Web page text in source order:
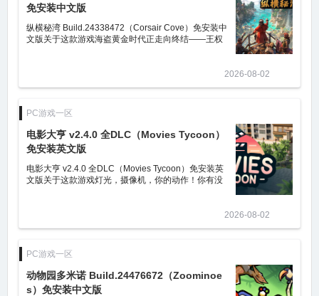
免安装中文版
纵横秘湾 Build.24338472（Corsair Cove）免安装中
文版关于这款游戏海盗黄金时代正走向终结——王权
2026-08-02
PC游戏一区
电影大亨 v2.4.0 全DLC（Movies Tycoon）
免安装英文版
电影大亨 v2.4.0 全DLC（Movies Tycoon）免安装英
文版关于这款游戏灯光，摄像机，你的动作！你有没
2026-08-02
PC游戏一区
动物园多米诺 Build.24476672（Zoominoe
s）免安装中文版